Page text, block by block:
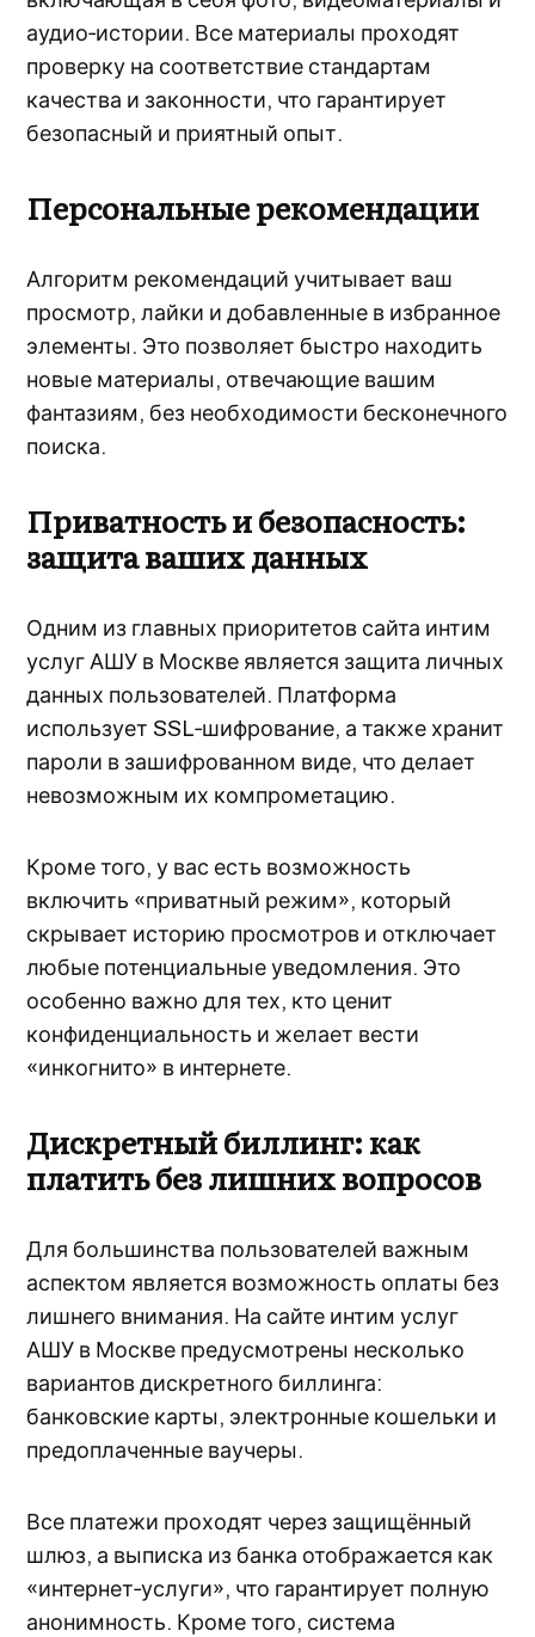
аудио‑истории. Все материалы проходят
проверку на соответствие стандартам
качества и законности, что гарантирует
безопасный и приятный опыт.
Персональные рекомендации
Алгоритм рекомендаций учитывает ваш
просмотр, лайки и добавленные в избранное
элементы. Это позволяет быстро находить
новые материалы, отвечающие вашим
фантазиям, без необходимости бесконечного
поиска.
Приватность и безопасность:
защита ваших данных
Одним из главных приоритетов сайта интим
услуг АШУ в Москве является защита личных
данных пользователей. Платформа
использует SSL‑шифрование, а также хранит
пароли в зашифрованном виде, что делает
невозможным их компрометацию.
Кроме того, у вас есть возможность
включить «приватный режим», который
скрывает историю просмотров и отключает
любые потенциальные уведомления. Это
особенно важно для тех, кто ценит
конфиденциальность и желает вести
«инкогнито» в интернете.
Дискретный биллинг: как
платить без лишних вопросов
Для большинства пользователей важным
аспектом является возможность оплаты без
лишнего внимания. На сайте интим услуг
АШУ в Москве предусмотрены несколько
вариантов дискретного биллинга:
банковские карты, электронные кошельки и
предоплаченные ваучеры.
Все платежи проходят через защищённый
шлюз, а выписка из банка отображается как
«интернет‑услуги», что гарантирует полную
анонимность. Кроме того, система